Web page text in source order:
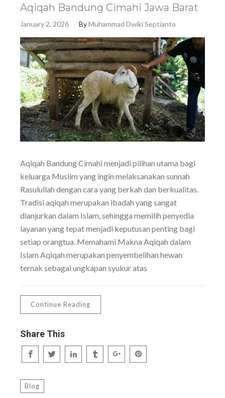
Aqiqah Bandung Cimahi Jawa Barat
January 2, 2026 ByMuhammad Dwiki Septianto
Aqiqah Bandung Cimahi menjadi pilihan utama bagi
keluarga Muslim yang ingin melaksanakan sunnah
Rasulullah dengan cara yang berkah dan berkualitas.
Tradisi aqiqah merupakan ibadah yang sangat
dianjurkan dalam Islam, sehingga memilih penyedia
layanan yang tepat menjadi keputusan penting bagi
setiap orangtua. Memahami Makna Aqiqah dalam
Islam Aqiqah merupakan penyembelihan hewan
ternak sebagai ungkapan syukur atas
Continue Reading
Share This
Blog